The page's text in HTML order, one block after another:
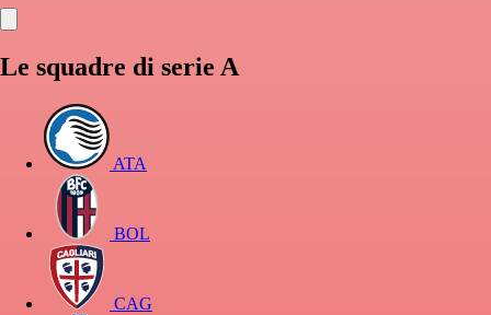
Le squadre di serie A
ATA
BOL
CAG